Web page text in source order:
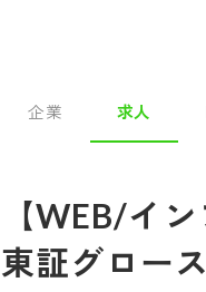
企業 求人
【WEB/イ
東証グロー